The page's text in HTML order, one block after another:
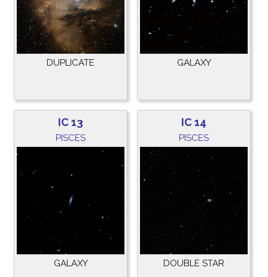
DUPLICATE GALAXY
IC 13
PISCES
GALAXY
IC 14
PISCES
DOUBLE STAR